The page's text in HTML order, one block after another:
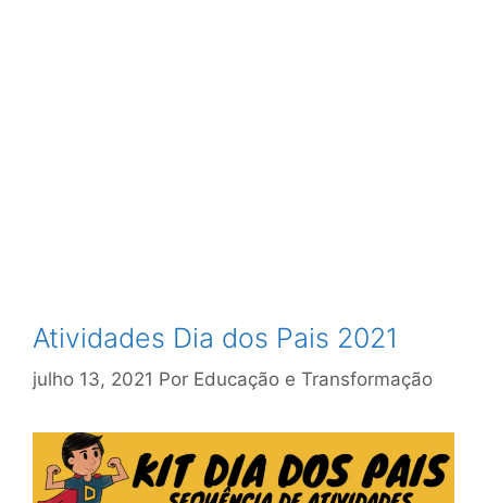
Atividades Dia dos Pais 2021
julho 13, 2021 Por Educação e Transformação